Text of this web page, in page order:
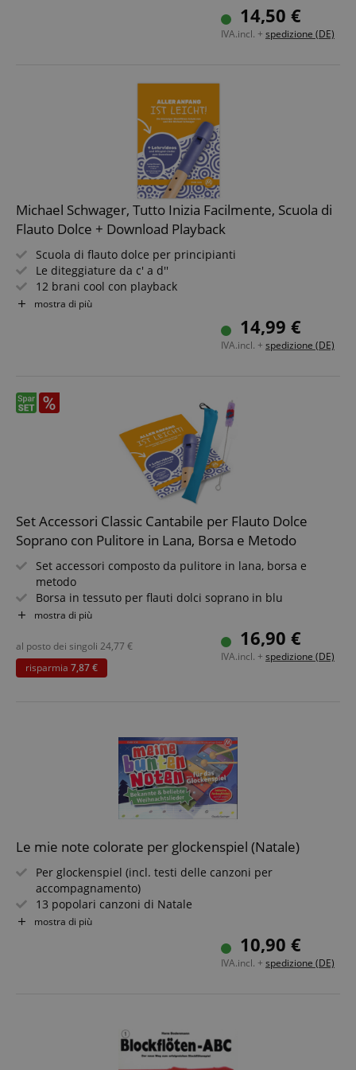
14,50 €
IVA.incl. + spedizione (DE)
Michael Schwager, Tutto Inizia Facilmente, Scuola di
Flauto Dolce + Download Playback
Scuola di flauto dolce per principianti
Le diteggiature da c' a d''
12 brani cool con playback
Formato DIN A4, 32 pagine
Video e PlayAlongs di tutti i brani in download
mostra di più
14,99 €
IVA.incl. + spedizione (DE)
Set Accessori Classic Cantabile per Flauto Dolce
Soprano con Pulitore in Lana, Borsa e Metodo
Set accessori composto da pulitore in lana, borsa e
metodo
Borsa in tessuto per flauti dolci soprano in blu
Lunghezza: 37 cm
Il flauto dolcenon è incluso!
mostra di più
16,90 €
IVA.incl. + spedizione (DE)
al posto dei singoli 24,77 €
risparmia 7,87 €
Le mie note colorate per glockenspiel (Natale)
Per glockenspiel (incl. testi delle canzoni per
accompagnamento)
13 popolari canzoni di Natale
Arrangiato da Claudia Saxinger
Include adesivi colorati, anche per altri strumenti
mostra di più
10,90 €
IVA.incl. + spedizione (DE)